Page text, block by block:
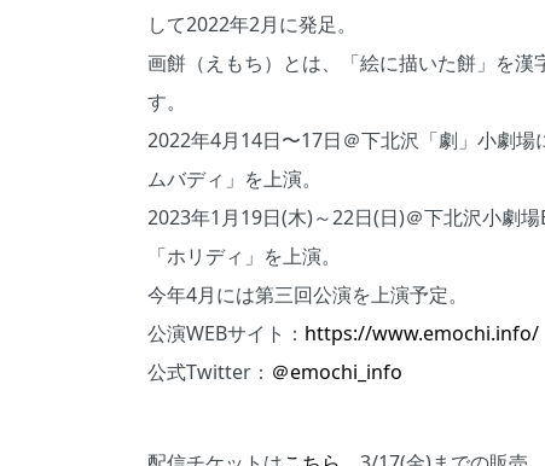
して2022年2月に発足。
画餅（えもち）とは、「絵に描いた餅」を漢
す。
2022年4月14日〜17日＠下北沢「劇」小劇場
ムバディ」を上演。
2023年1月19日(木)～22日(日)＠下北沢小劇
「ホリディ」を上演。
今年4月には第三回公演を上演予定。
公演WEBサイト： https://www.emochi.info/
公式Twitter： ＠emochi_info